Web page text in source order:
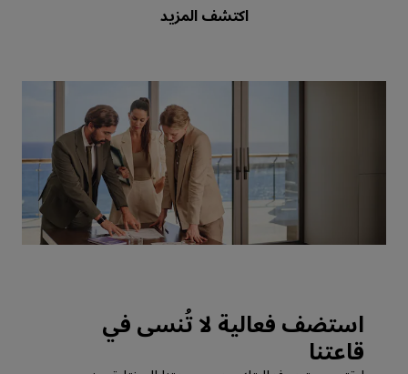
اكتشف المزيد
استضف فعالية لا تُنسى في
قاعتنا